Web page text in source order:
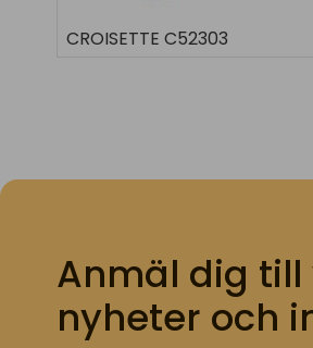
CROISETTE C52303
Anmäl dig
nyheter och